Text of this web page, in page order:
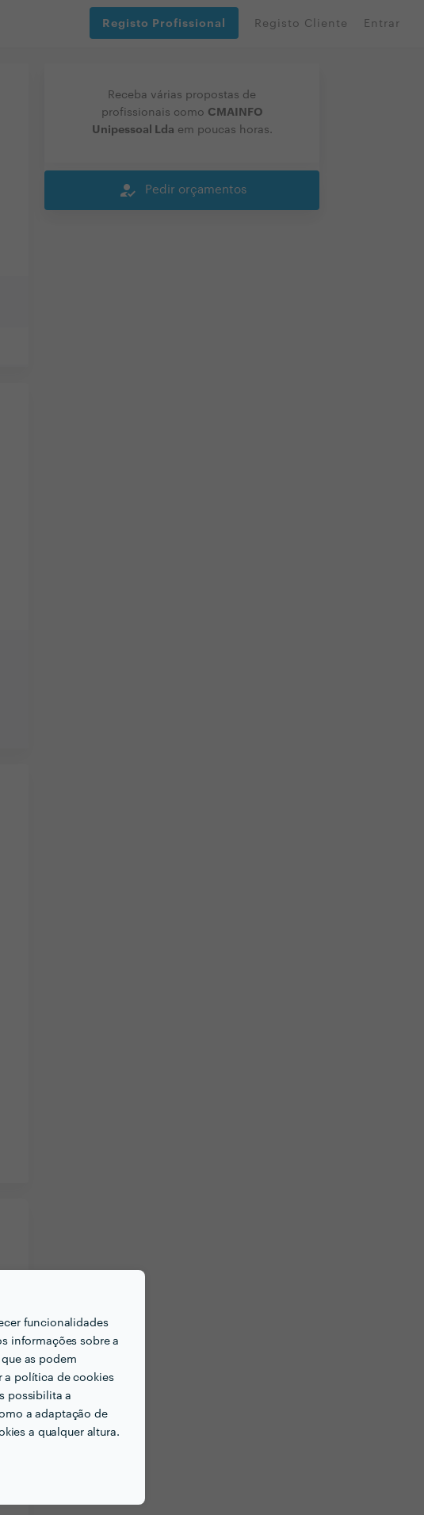
funcionalidades
informações sobre a
as podem
a política de cookies
possibilita a
a adaptação de
a qualquer altura.
Registo Profissional Registo Cliente Entrar
Receba várias propostas de
profissionais como CMAINFO
Unipessoal Lda em poucas horas.
how_to_reg Pedir orçamentos